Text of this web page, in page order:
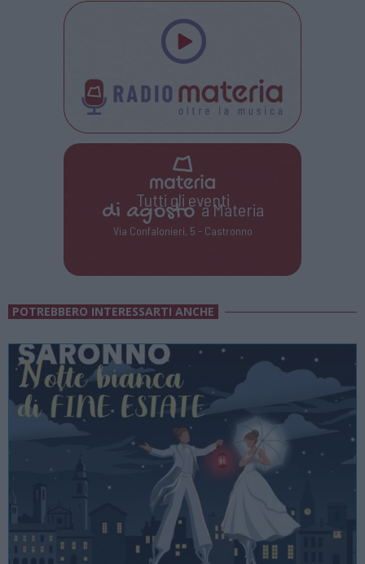
Tutti gli eventi
di agostoa Materia
Via Confalonieri, 5 - Castronno
POTREBBERO INTERESSARTI ANCHE